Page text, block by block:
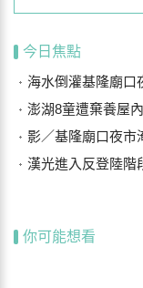
今日焦點
海水倒灌基隆廟口夜
澎湖8童遭棄養屋
影／基隆廟口夜市淹
漢光進入反登陸階
你可能想看